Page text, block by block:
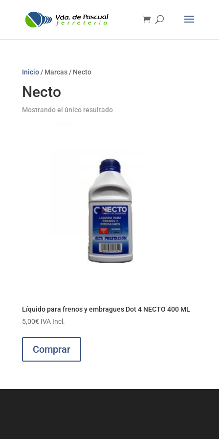
Inicio/ Marcas / Necto
Necto
Mostrando el único resultado
Líquido para frenos y embragues Dot 4 NECTO 400 ML
5,00€ IVA Incl.
Comprar